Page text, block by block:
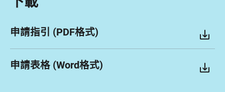
申請指引 (PDF格式)
申請表格 (Word格式)